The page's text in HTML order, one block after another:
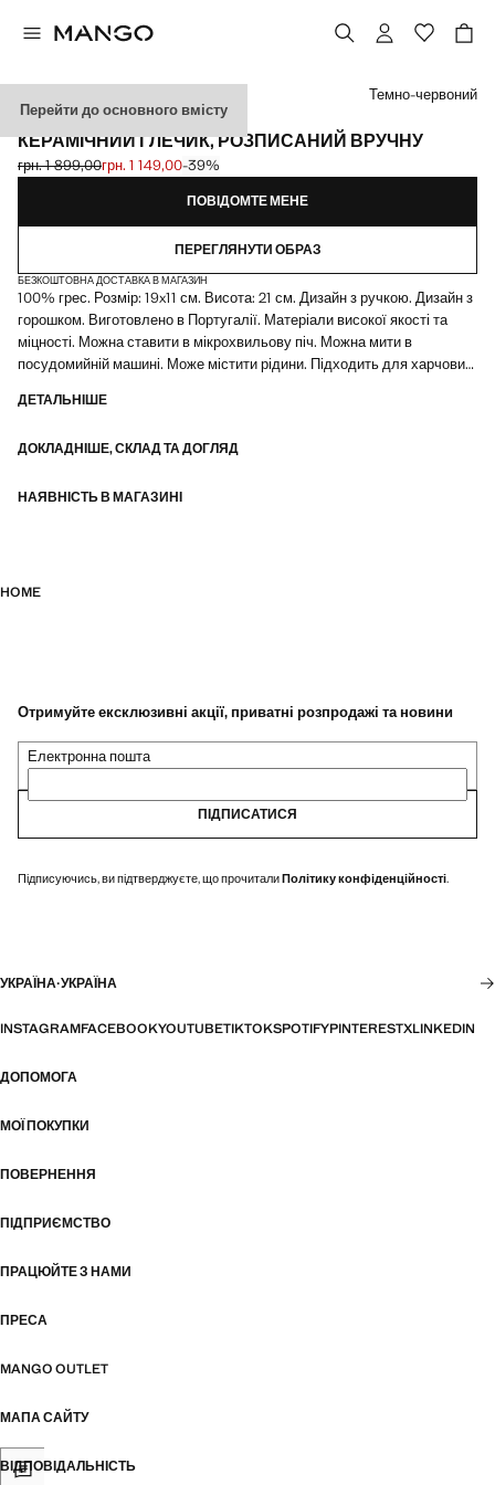
Перейти до основного вмісту
MADE IN PORTUGAL
КЕРАМІЧНИЙ ГЛЕЧИК, РОЗПИСАНИЙ ВРУЧНУ
Початкова ціна перекреслена [грн. 1 899,00 ]
грн. 1 899,00
Поточна ціна [грн. 1 149,00 ]
грн. 1 149,00-39%
Виберіть колір
Темно-червоний
ПОВІДОМТЕ МЕНЕ
ПЕРЕГЛЯНУТИ ОБРАЗ
БЕЗКОШТОВНА ДОСТАВКА В МАГАЗИН
100% грес. Розмір: 19x11 см. Висота: 21 см. Дизайн з ручкою. Дизайн з
горошком. Виготовлено в Португалії. Матеріали високої якості та
міцності. Можна ставити в мікрохвильову піч. Можна мити в
посудомийній машині. Може містити рідини. Підходить для харчових
прибори з ручним розписом. Вони мають дуже особливий вигляд, що
унікальним та індивідуальним сервізом
ДЕТАЛЬНІШЕ
ДОКЛАДНІШЕ, СКЛАД ТА ДОГЛЯД
НАЯВНІСТЬ В МАГАЗИНІ
HOME
Отримуйте ексклюзивні акції, приватні розпродажі та новини
Електронна пошта
ПІДПИСАТИСЯ
Підписуючись, ви підтверджуєте, що прочиталиПолітику конфіденційності.
УКРАЇНА·УКРАЇНА
INSTAGRAMFACEBOOKYOUTUBETIKTOKSPOTIFYPINTERESTXLINKEDIN
ДОПОМОГА
МОЇ ПОКУПКИ
ПОВЕРНЕННЯ
ПІДПРИЄМСТВО
ПРАЦЮЙТЕ З НАМИ
ПРЕСА
MANGO OUTLET
МАПА САЙТУ
ВІДПОВІДАЛЬНІСТЬ